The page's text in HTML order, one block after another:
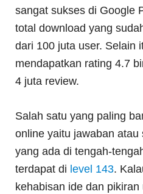
sangat sukses di Google
total download yang
dari 100 juta user. Selain
mendapatkan rating 4.7
4 juta review.
Salah satu yang paling
online yaitu jawaban atau
yang ada di tengah-
terdapat di level 143.
kehabisan ide dan